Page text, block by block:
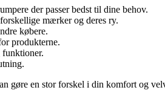
der passer bedst til dine behov.
mærker og deres ry.
købere.
produkterne.
funktioner.
gøre en stor forskel i din komfort og